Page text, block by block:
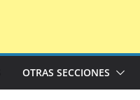
OTRAS SECCIONES